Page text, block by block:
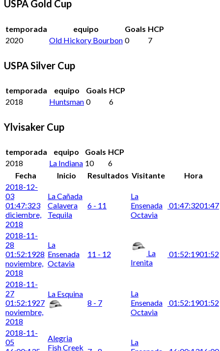
USPA Gold Cup
temporada equipo Goals HCP
2020
Old Hickory Bourbon 0 7
USPA Silver Cup
temporada equipo Goals HCP
2018
Huntsman 0 6
Ylvisaker Cup
temporada equipo Goals HCP
2018
La Indiana 10
6
Fecha
Inicio Resultados Visitante
Hora
2018-12-
03
01:47:323
diciembre,
2018
La Cañada
Calavera
Tequila
6 - 11
La
Ensenada
Octavia
01:47:3201:47
2018-11-
28
01:52:1928
noviembre,
2018
La
Ensenada
Octavia
11 - 12
La
Irenita
01:52:1901:52
2018-11-
27
01:52:1927
noviembre,
2018
La Esquina
8 - 7
La
Ensenada
Octavia
01:52:1901:52
2018-11-
05
Alegria
Fish Creek
La